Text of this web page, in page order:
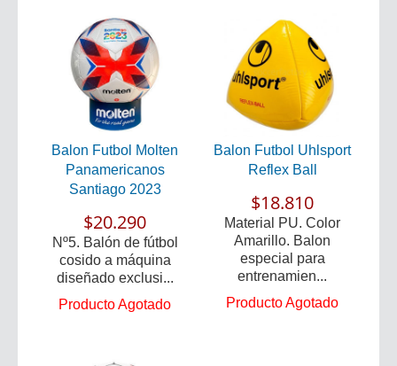
Balon Futbol Molten
Panamericanos
Santiago 2023
$20.290
Nº5. Balón de fútbol
cosido a máquina
diseñado exclusi...
Producto Agotado
Balon Futbol Uhlsport
Reflex Ball
$18.810
Material PU. Color
Amarillo. Balon
especial para
entrenamien...
Producto Agotado